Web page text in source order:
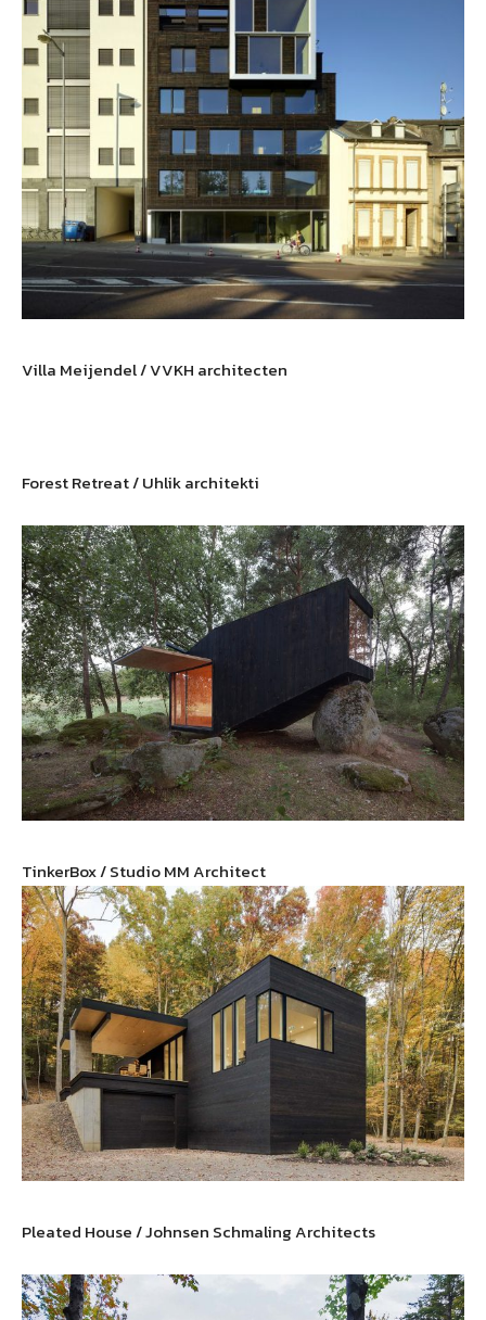
Villa Meijendel / VVKH architecten
Forest Retreat / Uhlik architekti
TinkerBox / Studio MM Architect
Pleated House / Johnsen Schmaling Architects